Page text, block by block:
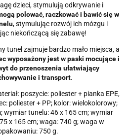
dzieci, stymulują odkrywanie i
polować, raczkować i bawić się w
, stymulując rozwój ich mózgu i
niekończącą się zabawę!
tunel zajmuje bardzo mało miejsca, a
wyposażony jest w paski mocujące i
do przenoszenia ułatwiający
i transport.
poszycie: poliester + pianka EPE,
poliester + PP; kolor: wielokolorowy;
wymiar tunelu: 46 x 165 cm; wymiar
x 165 cm; waga: 740 g; waga w
750 g.